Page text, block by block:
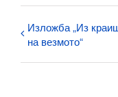
Изложба „Из
на везмото“